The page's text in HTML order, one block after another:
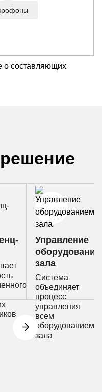
о составляющих
Управление
зала
Система
объединяет
процесс
управления
всем
оборудованием
зала